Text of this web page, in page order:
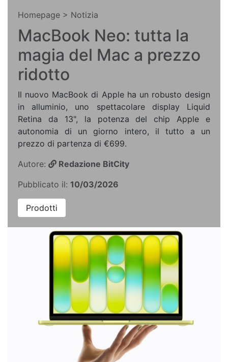
Homepage > Notizia
MacBook Neo: tutta la
magia del Mac a prezzo
ridotto
Il nuovo MacBook di Apple ha un robusto design
in alluminio, uno spettacolare display Liquid
Retina da 13", la potenza del chip Apple e
autonomia di un giorno intero, il tutto a un
prezzo di partenza di €699.
Autore:
Redazione BitCity
Pubblicato il: 10/03/2026
Prodotti